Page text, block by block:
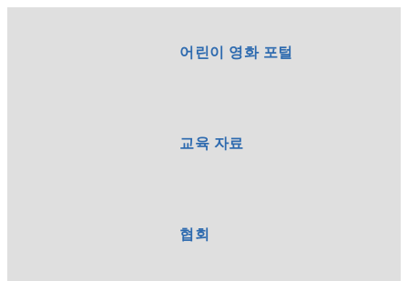
어린이 영화 포털
교육 자료
협회